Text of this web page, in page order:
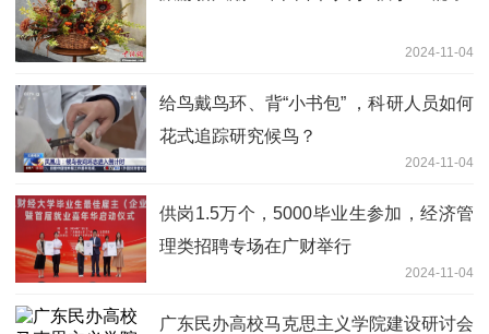
2024-11-04
给鸟戴鸟环、背“小书包” ，科研人员如何
花式追踪研究候鸟？
2024-11-04
供岗1.5万个，5000毕业生参加，经济管
理类招聘专场在广财举行
2024-11-04
广东民办高校马克思主义学院建设研讨会